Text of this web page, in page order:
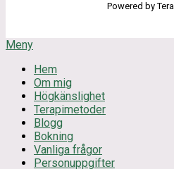
Powered by
Meny
Hem
Om mig
Högkänslighet
Terapimetoder
Blogg
Bokning
Vanliga frågor
Personuppgifter